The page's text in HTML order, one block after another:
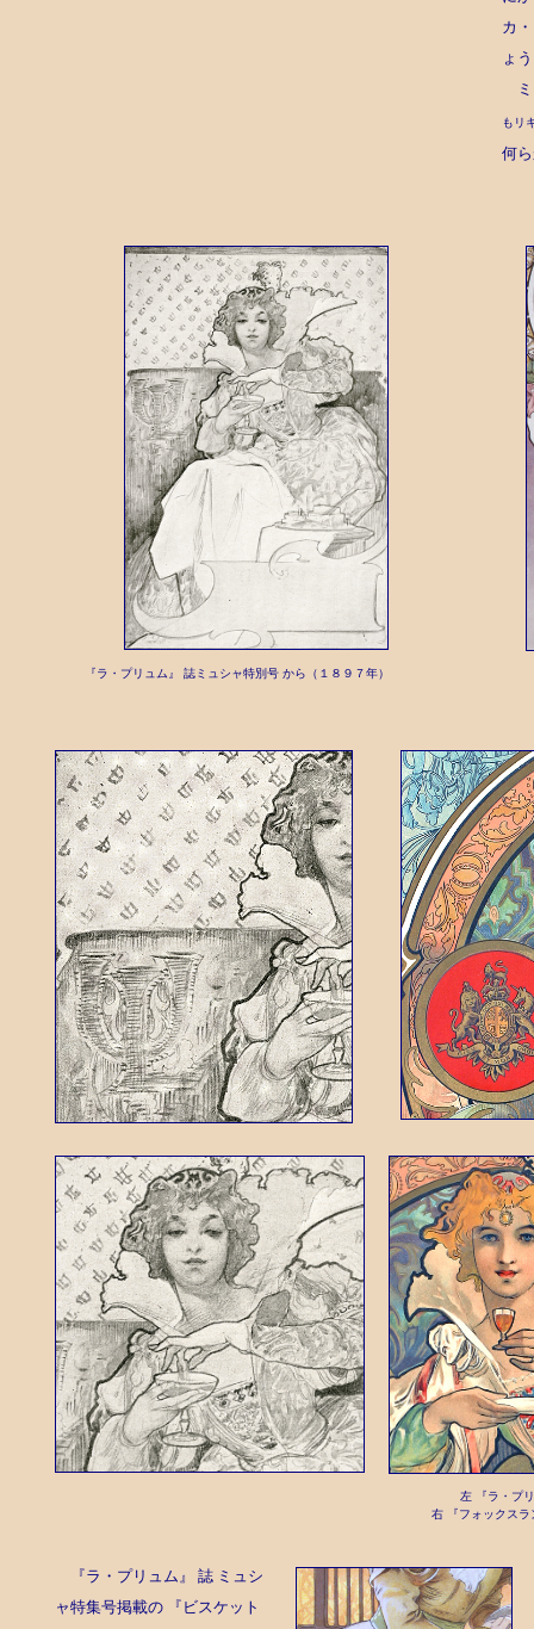
カ
ょ
ミ
もリ
何
『ラ・プリュム』 誌ミュシャ特別号 から（１８９７年）
左 『ラ・プ
右 『フォックス
『ラ・プリュム』 誌 ミュシ
ャ特集号掲載の 『ビスケット